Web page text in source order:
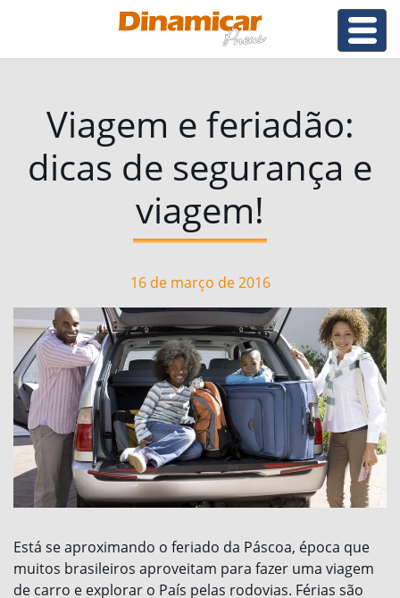
Viagem e feriadão:
dicas de segurança e
viagem!
16 de março de 2016
Está se aproximando o feriado da Páscoa, época que
muitos brasileiros aproveitam para fazer uma viagem
de carro e explorar o País pelas rodovias. Férias são